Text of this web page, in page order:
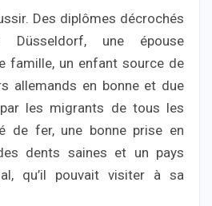
Des diplômes décrochés
Düsseldorf, une épouse
famille, un enfant source de
allemands en bonne et due
les migrants de tous les
de fer, une bonne prise en
dents saines et un pays
qu’il pouvait visiter à sa